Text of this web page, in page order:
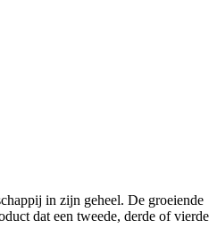
in zijn geheel. De groeiende
dat een tweede, derde of vierde